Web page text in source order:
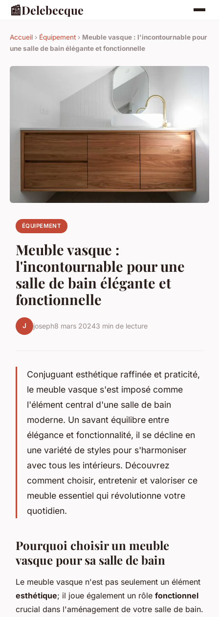
📰Delebecque
Accueil › Équipement › Meuble vasque : l'incontournable pour
une salle de bain élégante et fonctionnelle
ÉQUIPEMENT
Meuble vasque :
l'incontournable pour une
salle de bain élégante et
fonctionnelle
J joseph8 mars 20243 min de lecture
Conjuguant esthétique raffinée et praticité,
le meuble vasque s'est imposé comme
l'élément central d'une salle de bain
moderne. Un savant équilibre entre
élégance et fonctionnalité, il se décline en
une variété de styles pour s'harmoniser
avec tous les intérieurs. Découvrez
comment choisir, entretenir et valoriser ce
meuble essentiel qui révolutionne votre
quotidien.
Pourquoi choisir un meuble
vasque pour sa salle de bain
Le meuble vasque n'est pas seulement un élément
esthétique; il joue également un rôle fonctionnel
crucial dans l'aménagement de votre salle de bain.